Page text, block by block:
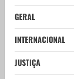
GERAL
INTERNACIONAL
JUSTIÇA